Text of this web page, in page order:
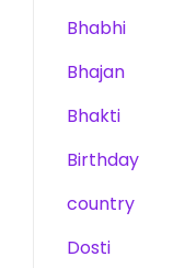
Bhabhi
Bhajan
Bhakti
Birthday
country
Dosti